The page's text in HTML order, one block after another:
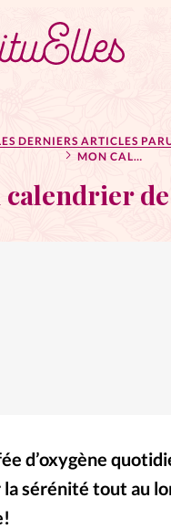
articles
féminin
DERNIERS ARTICLES
MON CALENDRIER DE L’AVENT
calendrier de
d’oxygène
sérénité tout au